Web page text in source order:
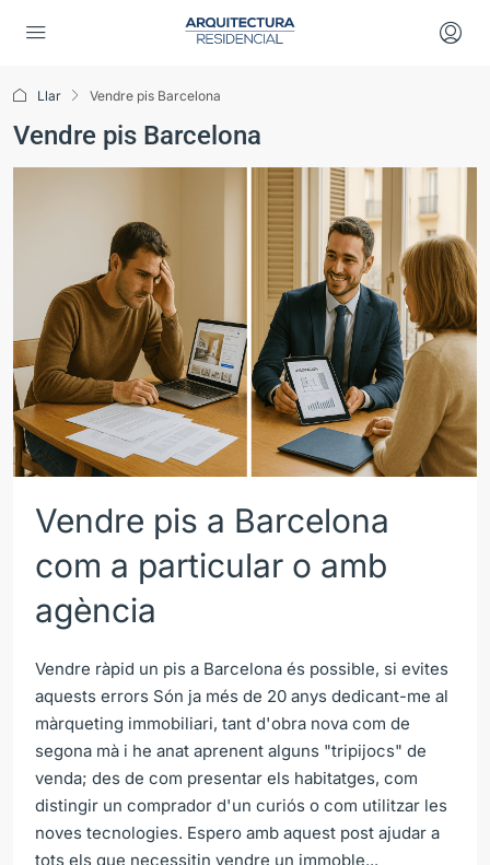
Llar Vendre pis Barcelona
Vendre pis Barcelona
Vendre pis a Barcelona
com a particular o amb
agència
Vendre ràpid un pis a Barcelona és possible, si evites
aquests errors Són ja més de 20 anys dedicant-me al
màrqueting immobiliari, tant d'obra nova com de
segona mà i he anat aprenent alguns "tripijocs" de
venda; des de com presentar els habitatges, com
distingir un comprador d'un curiós o com utilitzar les
noves tecnologies. Espero amb aquest post ajudar a
tots els que necessitin vendre un immoble...